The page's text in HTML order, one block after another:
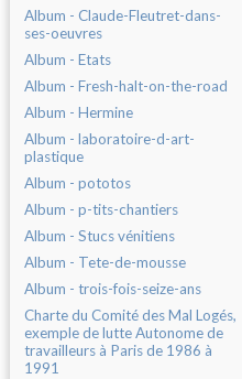
Album - Claude-Fleutret-dans-
ses-oeuvres
Album - Etats
Album - Fresh-halt-on-the-road
Album - Hermine
Album - laboratoire-d-art-
plastique
Album - pototos
Album - p-tits-chantiers
Album - Stucs vénitiens
Album - Tete-de-mousse
Album - trois-fois-seize-ans
Charte du Comité des Mal Logés,
exemple de lutte Autonome de
travailleurs à Paris de 1986 à
1991